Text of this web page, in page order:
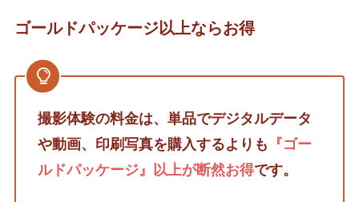
ゴールドパッケージ以上ならお得
撮影体験の料金は、単品でデジタルデータ
や動画、印刷写真を購入するよりも 『ゴー
ルドパッケージ』以上が断然お得です。